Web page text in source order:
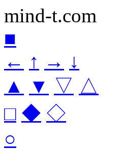
mind-t.com
■
← ↑ → ↓
▲
▼ ▽ △
□ ◆ ◇
○